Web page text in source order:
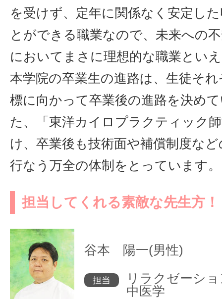
を受けず、定年に関係なく安定し
とができる職業なので、未来への
においてまさに理想的な職業とい
本学院の卒業生の進路は、生徒そ
標に向かって卒業後の進路を決め
た、「東洋カイロプラクティック
け、卒業後も技術面や補償制度な
行なう万全の体制をとっています。
担当してくれる素敵な先生方！
谷本 陽一(男性)
担当
リラクゼーシ
中医学